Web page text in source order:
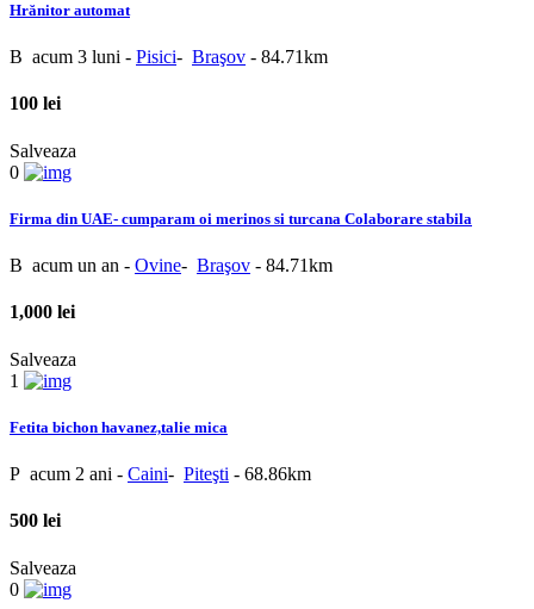
Hrănitor automat
B acum 3 luni - Pisici- Braşov - 84.71km
100 lei
Salveaza
0
Firma din UAE- cumparam oi merinos si turcana Colaborare stabila
B acum un an - Ovine- Braşov - 84.71km
1,000 lei
Salveaza
1
Fetita bichon havanez,talie mica
P acum 2 ani - Caini- Piteşti - 68.86km
500 lei
Salveaza
0